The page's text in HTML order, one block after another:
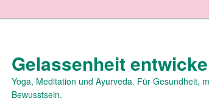
Gelassenheit
Yoga, Meditation und Ayurveda. Für Gesundheit,
Bewusstsein.